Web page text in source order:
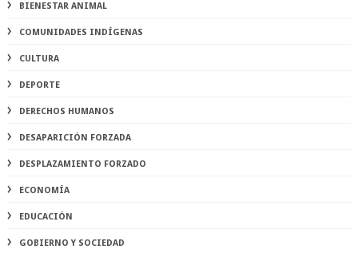
BIENESTAR ANIMAL
COMUNIDADES INDÍGENAS
CULTURA
DEPORTE
DERECHOS HUMANOS
DESAPARICIÓN FORZADA
DESPLAZAMIENTO FORZADO
ECONOMÍA
EDUCACIÓN
GOBIERNO Y SOCIEDAD